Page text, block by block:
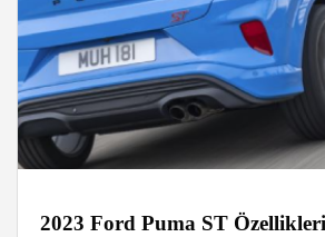
2023 Ford Puma ST Özellikleri